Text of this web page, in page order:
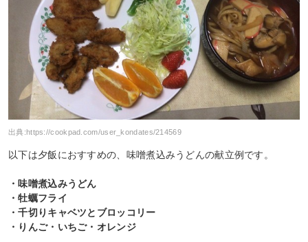
出典:https://cookpad.com/user_kondates/214569
以下は夕飯におすすめの、味噌煮込みうどんの献立例です。
・味噌煮込みうどん
・牡蠣フライ
・千切りキャベツとブロッコリー
・りんご・いちご・オレンジ